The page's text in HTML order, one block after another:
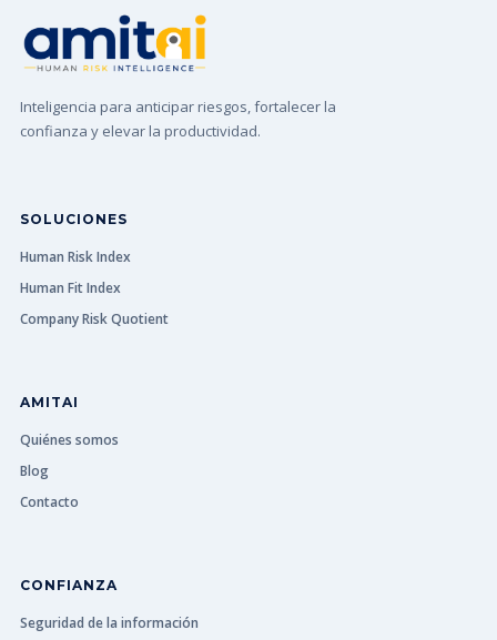
Inteligencia para anticipar riesgos, fortalecer la
confianza y elevar la productividad.
SOLUCIONES
Human Risk Index
Human Fit Index
Company Risk Quotient
AMITAI
Quiénes somos
Blog
Contacto
CONFIANZA
Seguridad de la información